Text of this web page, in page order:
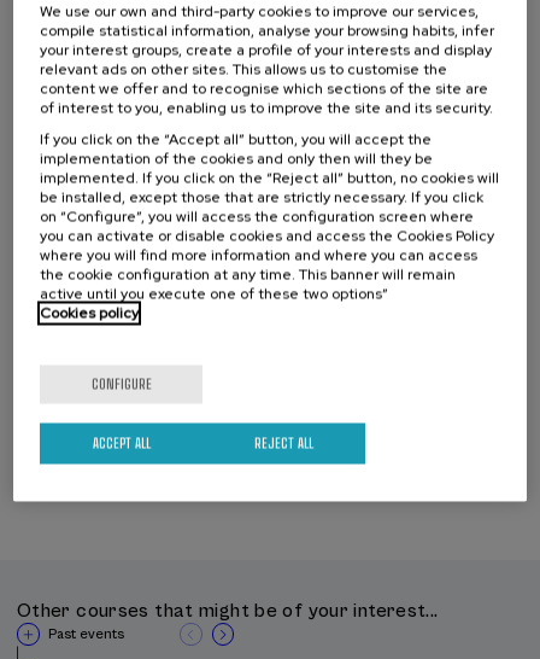
¡Te invitamos a desarrollar un proyecto (por lo menos...) en tu aula!
30 horas a lo largo de 4 semanas. (Dedicación 7-8 h/ semana)
Más 1 semana para evaluación y cierre del curso
Fecha de inicio: 28/01/2019. Fecha de cierre 03/03/2019
Precio único:80 euros
Idioma oficial:castellano.
Desarrollar una propuesta práctica aplicable en el aula.
Establecer procedimientos y herramientas de evaluación adecuados
para los principios del ABP.
Activity directed to
University students
Non-university students
Teachers
Date expired
Waiting
Enrollment deadline completed
Course
director
COURSE DIRECTOR
Academic Validity: 30 hours
Other courses that might be of your interest...
Past events
We use our own and third-party cookies to improve our services,
compile statistical information, analyse your browsing habits, infer
your interest groups, create a profile of your interests and display
relevant ads on other sites. This allows us to customise the
content we offer and to recognise which sections of the site are
of interest to you, enabling us to improve the site and its security.
If you click on the “Accept all” button, you will accept the
implementation of the cookies and only then will they be
implemented. If you click on the “Reject all” button, no cookies will
be installed, except those that are strictly necessary. If you click
on “Configure”, you will access the configuration screen where
you can activate or disable cookies and access the Cookies Policy
where you will find more information and where you can access
the cookie configuration at any time. This banner will remain
active until you execute one of these two options”
Cookies policy
CONFIGURE
REJECT ALL
ACCEPT ALL